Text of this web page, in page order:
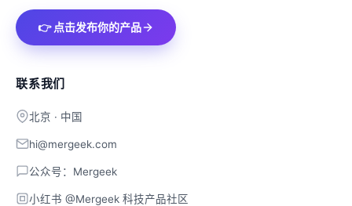
👉 点击发布你的产品
联系我们
北京 · 中国
hi@mergeek.com
公众号：Mergeek
小红书 @Mergeek 科技产品社区